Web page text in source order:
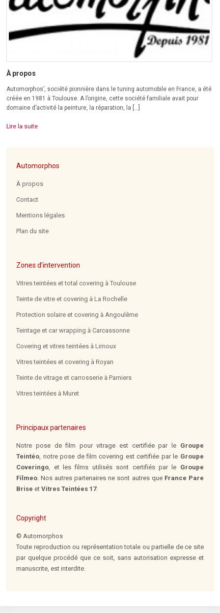
À propos
Automorphos’, société pionnière dans le tuning automobile en France, a été
créée en 1981 à Toulouse. A l’origine, cette société familiale avait pour
domaine d’activité la peinture, la réparation, la […]
Lire la suite
Automorphos
À propos
Contact
Mentions légales
Plan du site
Zones d’intervention
Vitres teintées et total covering à Toulouse
Teinte de vitre et covering à La Rochelle
Protection solaire et covering à Angoulême
Teintage et car wrapping à Carcassonne
Covering et vitres teintées à Limoux
Vitres teintées et covering à Royan
Teinte de vitrage et carrosserie à Pamiers
Vitres teintées à Muret
Principaux partenaires
Notre pose de film pour vitrage est certifiée par le Groupe
Teintéo, notre pose de film covering est certifiée par le Groupe
Coveringo, et les films utilisés sont certifiés par le Groupe
Filmeo. Nos autres partenaires ne sont autres que France Pare
Brise etVitres Teintées 17.
Copyright
© Automorphos
Toute reproduction ou représentation totale ou partielle de ce site
par quelque procédé que ce soit, sans autorisation expresse et
manuscrite, est interdite.